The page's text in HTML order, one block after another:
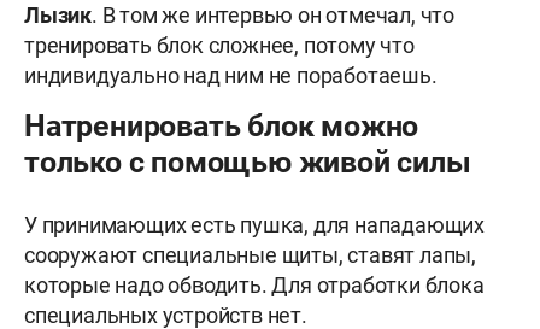
Лызик. В том же интервью он отмечал, что
тренировать блок сложнее, потому что
индивидуально над ним не поработаешь.
Натренировать блок можно
только с помощью живой силы
У принимающих есть пушка, для нападающих
сооружают специальные щиты, ставят лапы,
которые надо обводить. Для отработки блока
специальных устройств нет.